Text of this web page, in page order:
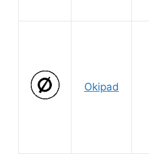
Okipad